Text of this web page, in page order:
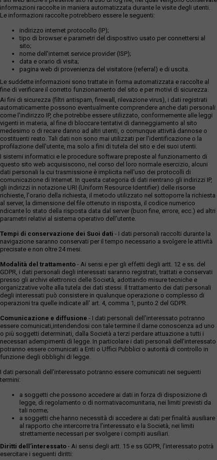
informazioni raccolte in maniera automatizzata durante le visite degli utenti.
Le informazioni raccolte potrebbero essere le seguenti:
indirizzo internet protocollo (IP);
tipo di browser e parametri del dispositivo usato per connettersi al
sito;
nome dell'internet service provider (ISP);
data e orario di visita;
pagina web di provenienza del visitatore (referral) e di uscita.
Le suddette informazioni sono trattate in forma automatizzata e raccolte al
fine di verificare il corretto funzionamento del sito e per motivi di sicurezza.
Ai fini di sicurezza (filtri antispam, firewall, rilevazione virus), i dati registrati
automaticamente possono eventualmente comprendere anche dati personali
come l'indirizzo IP, che potrebbe essere utilizzato, conformemente alle leggi
vigenti in materia, al fine di bloccare tentativi di danneggiamento al sito
medesimo o di recare danno ad altri utenti, o comunque attività dannose o
costituenti reato. Tali dati non sono mai utilizzati per l'identificazione o la
profilazione dell'utente, ma solo a fini di tutela del sito e dei suoi utenti.
I sistemi informatici e le procedure software preposte al funzionamento di
questo sito web acquisiscono, nel corso del loro normale esercizio, alcuni
dati personali la cui trasmissione è implicita nell'uso dei protocolli di
comunicazione di Internet. In questa categoria di dati rientrano gli indirizzi IP,
gli indirizzi in notazione URI (Uniform Resource Identifier) delle risorse
richieste, l'orario della richiesta, il metodo utilizzato nel sottoporre la richiesta
al server, la dimensione del file ottenuto in risposta, il codice numerico
ndicante lo stato della risposta data dal server (buon fine, errore, ecc.) ed altri
parametri relativi al sistema operativo dell'utente.
Tempi di conservazione dei Suoi dati - I dati personali raccolti durante la
navigazione saranno conservati per il tempo necessario a svolgere le attività
precisate e non oltre 24 mesi.
Modalità del trattamento - Ai sensi e per gli effetti degli artt. 12 e ss. del
GDPR, i dati personali degli interessati saranno registrati, trattati e conservati
presso gli archivi elettronici delle Società, adottando misure tecniche e
organizzative volte alla tutela dei dati stessi. Il trattamento dei dati personali
degli interessati può consistere in qualunque operazione o complesso di
operazioni tra quelle indicate all' art. 4, comma 1, punto 2 del GDPR.
Comunicazione e diffusione - I dati personali dell’interessato potranno
essere comunicati,intendendosi con tale termine il darne conoscenza ad uno
o più soggetti determinati, dalla Società a terzi perdare attuazione a tutti i
necessari adempimenti di legge. In particolare i dati personali dell’interessato
potranno essere comunicati a Enti o Uffici Pubblici o autorità di controllo in
funzione degli obblighi di legge.
I dati personali dell’interessato potranno essere comunicati nei seguenti
termini:
a soggetti che possono accedere ai dati in forza di disposizione di
legge, di regolamento o di normativacomunitaria, nei limiti previsti da
tali norme;
a soggetti che hanno necessità di accedere ai dati per finalità ausiliare
al rapporto che intercorre tra l’interessato e la Società, nei limiti
strettamente necessari per svolgere i compiti ausiliari.
Diritti dell’interessato - Ai sensi degli artt. 15 e ss GDPR, l’interessato potrà
esercitare i seguenti diritti: